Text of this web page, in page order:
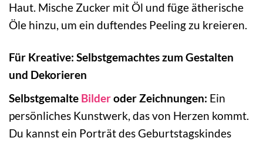
Haut. Mische Zucker mit Öl und füge ätherische
Öle hinzu, um ein duftendes Peeling zu kreieren.
Für Kreative: Selbstgemachtes zum Gestalten
und Dekorieren
Selbstgemalte Bilderoder Zeichnungen: Ein
persönliches Kunstwerk, das von Herzen kommt.
Du kannst ein Porträt des Geburtstagskindes